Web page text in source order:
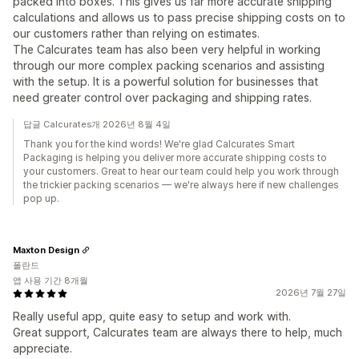
calculations and allows us to pass precise shipping costs on to
our customers rather than relying on estimates.
The Calcurates team has also been very helpful in working
through our more complex packing scenarios and assisting
with the setup. It is a powerful solution for businesses that
need greater control over packaging and shipping rates.
답글 Calcurates개 2026년 8월 4일
Thank you for the kind words! We're glad Calcurates Smart
Packaging is helping you deliver more accurate shipping costs to
your customers. Great to hear our team could help you work through
the trickier packing scenarios — we're always here if new challenges
pop up.
2026년 7월 27일
Really useful app, quite easy to setup and work with.
Great support, Calcurates team are always there to help, much
appreciate.
Maxton Design
폴란드
앱 사용 기간 8개월